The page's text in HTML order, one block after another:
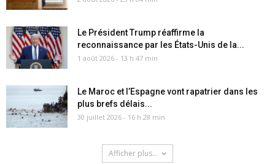
Le Président Trump réaffirme la
reconnaissance par les États-Unis de la...
1 août 2026 - 13 h 47 min
Le Maroc et l’Espagne vont rapatrier dans les
plus brefs délais...
30 juillet 2026 - 16 h 28 min
Afficher plus...